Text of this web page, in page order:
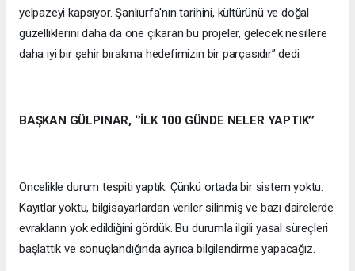
yelpazeyi kapsıyor. Şanlıurfa'nın tarihini, kültürünü ve doğal
güzelliklerini daha da öne çıkaran bu projeler, gelecek nesillere
daha iyi bir şehir bırakma hedefimizin bir parçasıdır’’ dedi.
BAŞKAN GÜLPINAR, ‘’İLK 100 GÜNDE NELER YAPTIK’’
Öncelikle durum tespiti yaptık. Çünkü ortada bir sistem yoktu.
Kayıtlar yoktu, bilgisayarlardan veriler silinmiş ve bazı dairelerde
evrakların yok edildiğini gördük. Bu durumla ilgili yasal süreçleri
başlattık ve sonuçlandığında ayrıca bilgilendirme yapacağız.